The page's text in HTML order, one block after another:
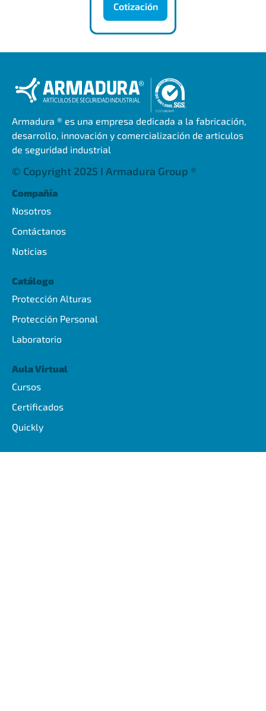
Cotización
Armadura ® es una empresa dedicada a la fabricación,
desarrollo, innovación y comercialización de articulos
de seguridad industrial
© Copyright 2025 I Armadura Group ®
Compañía
Nosotros
Contáctanos
Noticias
Catálogo
Protección Alturas
Protección Personal
Laboratorio
Aula Virtual
Cursos
Certificados
Quickly